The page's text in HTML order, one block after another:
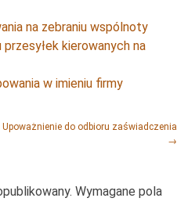
na zebraniu wspólnoty
kierowanych na
w imieniu firmy
Upoważnienie do odbioru zaświadczenia
→
Wymagane pola